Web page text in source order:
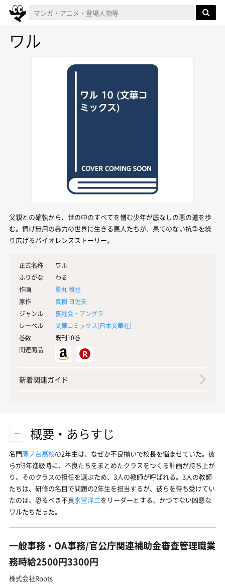
ワル
父親との確執から、世の中のすべてを憎む少年が底なしの悪の道を歩
む。情け無用の暴力の世界に生きる悪人たちが、果てのない抗争を繰
り広げるバイオレンスストーリー。
正式名称
ワル
ふりがな
わる
作画
影丸 穣也
原作
真樹 日佐夫
ジャンル
裏社会・アングラ
レーベル
文華コミックス(日本文華社)
巻数
既刊10巻
関連商品
新着関連ガイド
概要・あらすじ
名門鷹ノ台高校の2年生は、なぜか不良揃いで校長を悩ませていた。彼
らが3年進級時に、不良たちをまとめたクラスをつくる計画が持ち上が
り、そのクラスの担任を選ぶため、3人の教師が呼ばれる。3人の教師
たちは、研修の名目で問題の2年生を担当するが、彼らを待ち受けてい
たのは、恐るべき不良氷室洋二をリーダーとする、かつてない凶悪な
ワルたちだった。
一般事務・OA事務/官公庁関連補助金審査管理職業
務時給2500円3300円
株式会社Roots